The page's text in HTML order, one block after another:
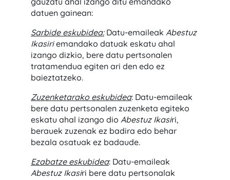
datuen gainean:
Sarbide eskubidea:Datu-emaileak Abestuz
Ikasiriemandako datuak eskatu ahal
izango dizkio, bere datu pertsonalen
tratamendua egiten ari den edo ez
baieztatzeko.
Zuzenketarako eskubidea: Datu-emaileak
bere datu pertsonalen zuzenketa egiteko
eskatu ahal izango dio Abestuz Ikasiri,
berauek zuzenak ez badira edo behar
bezala osatuak ez badaude.
Ezabatze eskubidea: Datu-emaileak
Abestuz Ikasiri bere datu pertsonalak